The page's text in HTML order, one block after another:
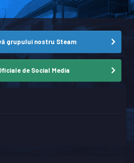
grupului nostru Steam
de Social Media